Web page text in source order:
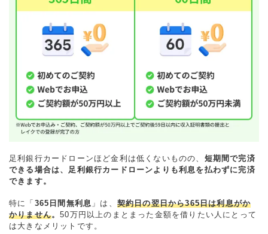
足利銀行カードローンほど金利は低くないものの、 短期間で完済
できる場合は、足利銀行カードローンよりも利息を払わずに完済
できます。
特に「 365日間無利息 」は、 契約日の翌日から365日は利息がか
かりません。50万円以上のまとまった金額を借りたい人にとって
は大きなメリットです。